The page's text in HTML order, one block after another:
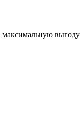
максимальную выгоду